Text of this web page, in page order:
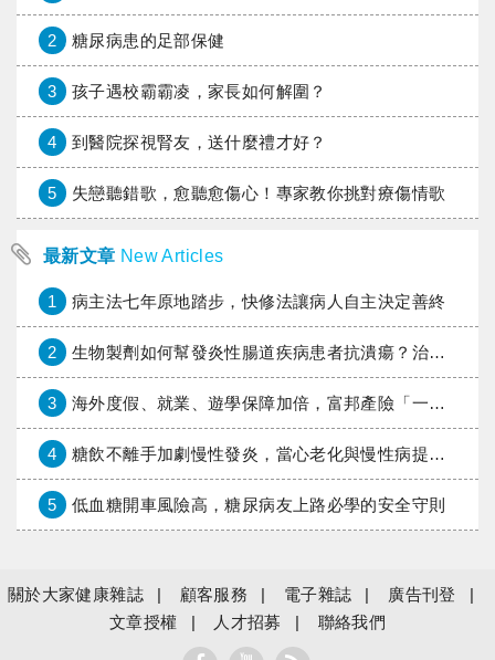
2 糖尿病患的足部保健
3 孩子遇校霸霸凌，家長如何解圍？
4 到醫院探視腎友，送什麼禮才好？
5 失戀聽錯歌，愈聽愈傷心！專家教你挑對療傷情歌
最新文章 New Articles
1 病主法七年原地踏步，快修法讓病人自主決定善終
2 生物製劑如何幫發炎性腸道疾病患者抗潰瘍？治療進展與健保給付困境一次看
3 海外度假、就業、遊學保障加倍，富邦產險「一期逐夢」專案加碼遠距醫療與緊急救援
4 糖飲不離手加劇慢性發炎，當心老化與慢性病提早報到
5 低血糖開車風險高，糖尿病友上路必學的安全守則
關於大家健康雜誌 顧客服務 電子雜誌
廣告刊登
文章授權
人才招募 聯絡我們